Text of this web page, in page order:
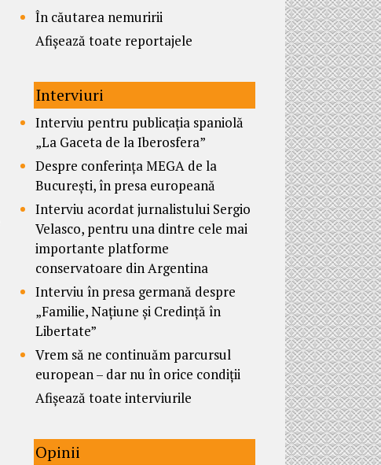
În căutarea nemuririi
Afișează toate reportajele
Interviuri
Interviu pentru publicația spaniolă
„La Gaceta de la Iberosfera”
Despre conferința MEGA de la
București, în presa europeană
Interviu acordat jurnalistului Sergio
Velasco, pentru una dintre cele mai
importante platforme
conservatoare din Argentina
Interviu în presa germană despre
„Familie, Națiune și Credință în
Libertate”
Vrem să ne continuăm parcursul
european – dar nu în orice condiții
Afișează toate interviurile
Opinii